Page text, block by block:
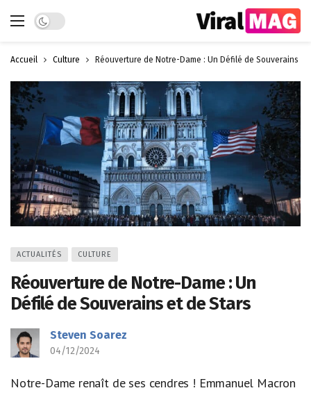
Dark mode
Accueil Culture Réouverture de Notre-Dame : Un Défilé de Souverains et
ACTUALITÉS CULTURE
Réouverture de Notre-Dame : Un
Défilé de Souverains et de Stars
Steven Soarez
04/12/2024
Notre-Dame renaît de ses cendres ! Emmanuel Macron